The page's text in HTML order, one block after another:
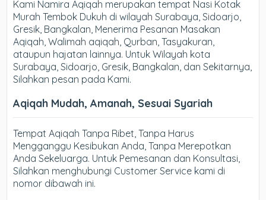
Kami Namira Aqiqah merupakan tempat Nasi Kotak
Murah Tembok Dukuh di wilayah Surabaya, Sidoarjo,
Gresik, Bangkalan, Menerima Pesanan Masakan
Aqiqah, Walimah aqiqah, Qurban, Tasyakuran,
ataupun hajatan lainnya. Untuk Wilayah kota
Surabaya, Sidoarjo, Gresik, Bangkalan, dan Sekitarnya,
Silahkan pesan pada Kami.
Aqiqah Mudah, Amanah, Sesuai Syariah
Tempat Aqiqah Tanpa Ribet, Tanpa Harus
Mengganggu Kesibukan Anda, Tanpa Merepotkan
Anda Sekeluarga. Untuk Pemesanan dan Konsultasi,
Silahkan menghubungi Customer Service kami di
nomor dibawah ini.